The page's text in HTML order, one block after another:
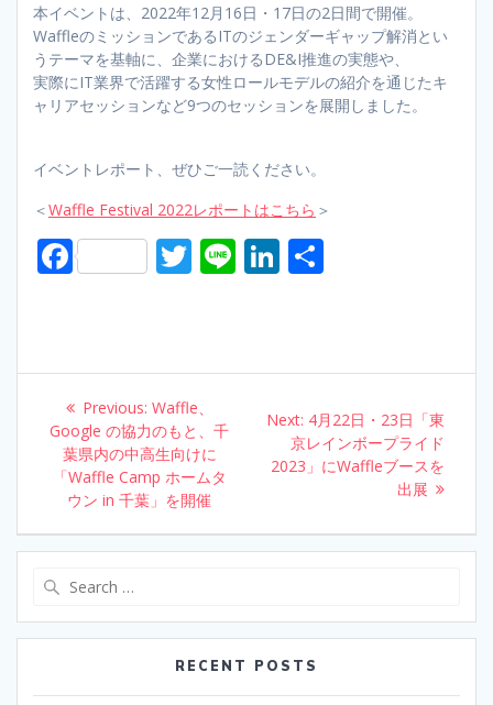
本イベントは、2022年12月16日・17日の2日間で開催。
WaffleのミッションであるITのジェンダーギャップ解消とい
うテーマを基軸に、企業におけるDE&I推進の実態や、
実際にIT業界で活躍する女性ロールモデルの紹介を通じたキ
ャリアセッションなど9つのセッションを展開しました。
イベントレポート、ぜひご一読ください。
＜Waffle Festival 2022レポートはこちら ＞
F
b
o
o
k
T
er
Li Li
e
n
e
Post
navigation
Previous: Previous
post:
Waffle、
Google の協力のもと、千
葉県内の中高生向けに
「Waffle Camp ホームタ
ウン in 千葉」を開催
Next: Next
post:
4月22日・23日「東
京レインボープライド
2023」にWaffleブースを
出展
RECENT POSTS